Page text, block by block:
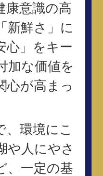
康意識の高
新鮮さ」に
心」をキー
加な価値を
心が高まっ
、環境にこ
や人にやさ
、一定の基